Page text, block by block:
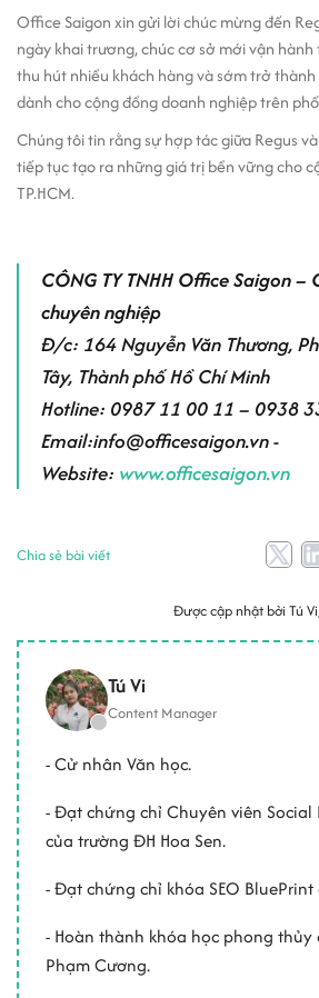
Office Saigon xin gửi lời chúc mừng đến
ngày khai trương, chúc cơ sở mới vận
thu hút nhiều khách hàng và sớm trở
dành cho cộng đồng doanh nghiệp trên
Chúng tôi tin rằng sự hợp tác giữa Regus
tiếp tục tạo ra những giá trị bền vững cho
TP.HCM.
CÔNG TY TNHH Office Saigon
chuyên nghiệp
Đ/c: 164 Nguyễn Văn Thương,
Tây, Thành phố Hồ Chí Minh
Hotline: 0987 11 00 11 – 0938
Email:info@officesaigon.vn -
Website: www.officesaigon.vn
Chia sẻ bài viết
Được cập nhật bởi Tú Vi
Tú Vi
Content Manager
- Cử nhân Văn học.
- Đạt chứng chỉ Chuyên viên
của trường ĐH Hoa Sen.
- Đạt chứng chỉ khóa SEO BluePrint
- Hoàn thành khóa học phong thủy
Phạm Cương.